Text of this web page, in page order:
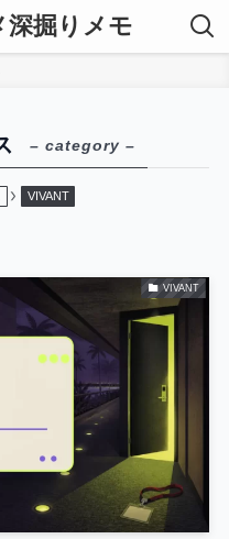
深掘りメモ
– category –
VIVANT
VIVANT